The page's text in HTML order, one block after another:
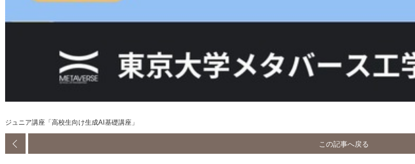
ジュニア講座「高校生向け生成AI基礎講座」
この記事へ戻る